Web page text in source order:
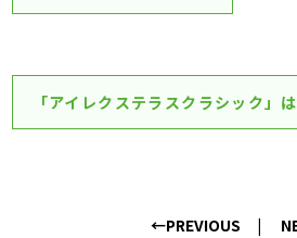
「アイレクステラスクラシック」
←PREVIOUS